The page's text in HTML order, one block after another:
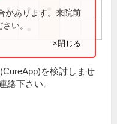
● ●
があります。来院前
い。
×閉じる
を検討しませ
絡下さい。